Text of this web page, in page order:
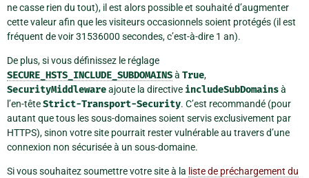
ne casse rien du tout), il est alors possible et souhaité d’augmenter
cette valeur afin que les visiteurs occasionnels soient protégés (il est
fréquent de voir 31536000 secondes, c’est-à-dire 1 an).
De plus, si vous définissez le réglage
SECURE_HSTS_INCLUDE_SUBDOMAINSà True,
SecurityMiddlewareajoute la directive includeSubDomainsà
l’en-têteStrict-Transport-Security. C’est recommandé (pour
autant que tous les sous-domaines soient servis exclusivement par
HTTPS), sinon votre site pourrait rester vulnérable au travers d’une
connexion non sécurisée à un sous-domaine.
Si vous souhaitez soumettre votre site à la liste de préchargement du